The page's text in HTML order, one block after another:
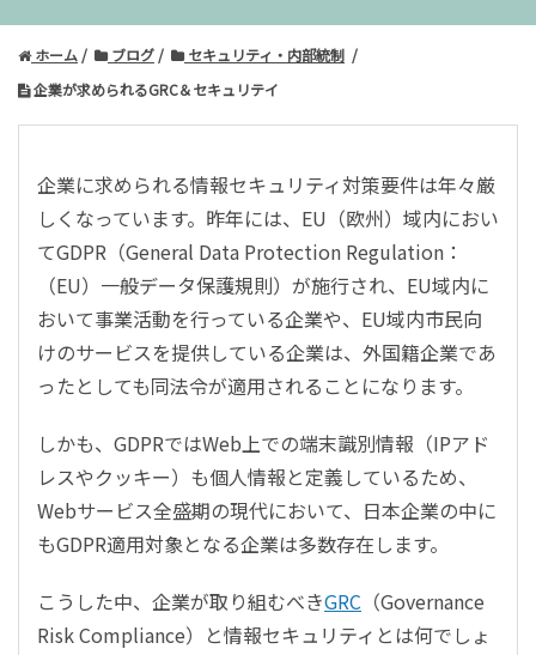
ホーム ブログ
セキュリティ・内部統制
企業が求められるGRC＆セキュリテイ
企業に求められる情報セキュリティ対策要件は年々厳
しくなっています。昨年には、EU（欧州）域内におい
てGDPR（General Data Protection Regulation：
（EU）一般データ保護規則）が施行され、EU域内に
おいて事業活動を行っている企業や、EU域内市民向
けのサービスを提供している企業は、外国籍企業であ
ったとしても同法令が適用されることになります。
しかも、GDPRではWeb上での端末識別情報（IPアド
レスやクッキー）も個人情報と定義しているため、
Webサービス全盛期の現代において、日本企業の中に
もGDPR適用対象となる企業は多数存在します。
こうした中、企業が取り組むべきGRC （Governance
Risk Compliance）と情報セキュリティとは何でしょ